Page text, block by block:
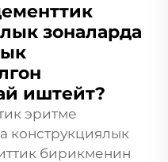
зоналарда
иштейт?
эритме
конструкциялык
бирикменин